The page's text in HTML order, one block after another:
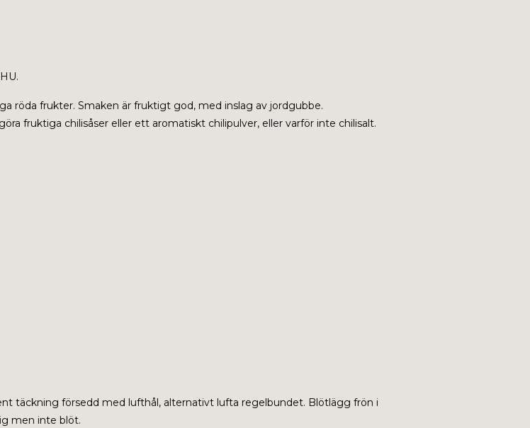
röda frukter. Smaken är fruktigt god, med inslag av jordgubbe.
fruktiga chilisåser eller ett aromatiskt chilipulver, eller varför inte chilisalt.
täckning försedd med lufthål, alternativt lufta regelbundet. Blötlägg frön i
men inte blöt.